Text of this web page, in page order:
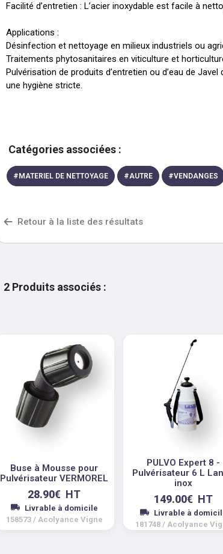
Facilité d’entretien : L’acier inoxydable est facile à
Applications :
Désinfection et nettoyage en milieux industriels ou
Traitements phytosanitaires en viticulture et
Pulvérisation de produits d’entretien ou d’eau de
une hygiène stricte.
Catégories associées :
# MATERIEL DE NETTOYAGE #AUTRE #VENDANGES
Retour à la liste des résultats
2 Produits associés :
Buse à Mousse pour
Pulvérisateur VERMOREL
28.90€ HT
Livrable à domicile
158573 / Acolyance Vigne
PULVO Expert 8 -
Pulvérisateur 6 L
inox
149.00€ HT
Livrable à
181748 / Acolyance